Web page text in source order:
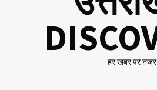
हर खबर पर नजर